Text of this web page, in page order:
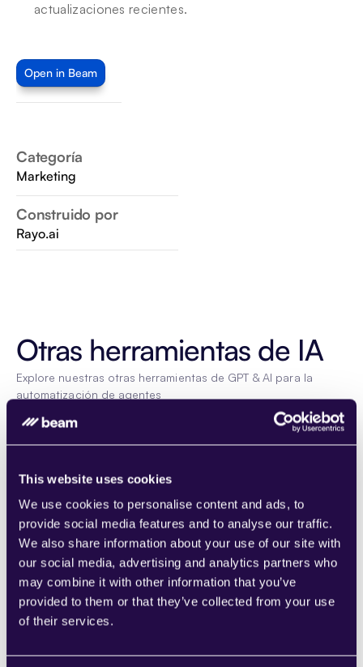
This website uses cookies
We use cookies to personalise content and ads, to
provide social media features and to analyse our traffic.
We also share information about your use of our site with
our social media, advertising and analytics partners who
may combine it with other information that you’ve
provided to them or that they’ve collected from your use
of their services.
Open in Beam
Categoría
Marketing
Construido por
Rayo.ai
actualizaciones recientes.
Otras herramientas de IA
Explore nuestras otras herramientas de GPT & AI para la
automatización de agentes
Cita con el cliente Respuesta
Understand Scheduling Request